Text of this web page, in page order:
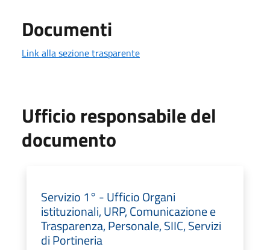
Documenti
Link alla sezione trasparente
Ufficio responsabile del
documento
Servizio 1° - Ufficio Organi
istituzionali, URP, Comunicazione e
Trasparenza, Personale, SIIC, Servizi
di Portineria